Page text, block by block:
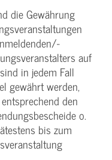
die Gewährung
auf
in jedem Fall
gewährt werden,
den
o.
bis zum